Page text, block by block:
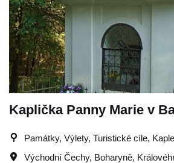
Kaplička Panny Marie v
Památky, Výlety, Turistické cíle, Kaple
Východní Čechy, Boharyně,